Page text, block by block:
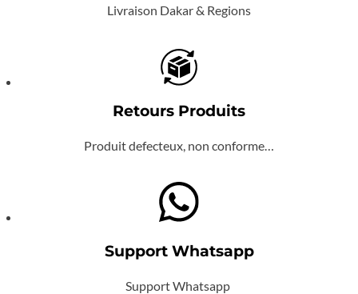
Livraison Dakar & Regions
Retours Produits
Produit defecteux, non conforme…
Support Whatsapp
Support Whatsapp